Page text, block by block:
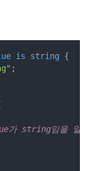
is string
{
;
가 string임을 알